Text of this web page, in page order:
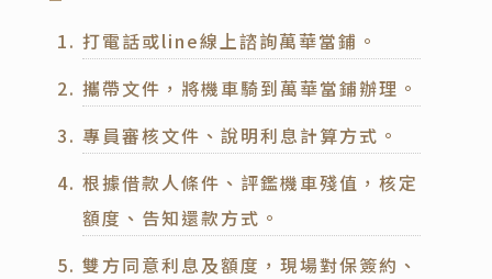
打電話或line線上諮詢萬華當鋪。
攜帶文件，將機車騎到萬華當鋪辦理。
專員審核文件、說明利息計算方式。
根據借款人條件、評鑑機車殘值，核定
額度、告知還款方式。
雙方同意利息及額度，現場對保簽約、